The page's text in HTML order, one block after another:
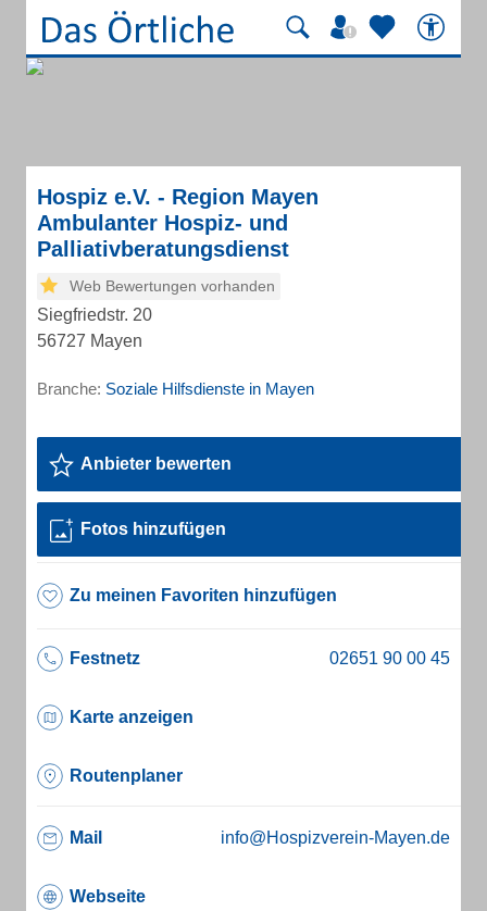
Hospiz e.V. - Region Mayen
Ambulanter Hospiz- und
Palliativberatungsdienst
Web Bewertungen vorhanden
Siegfriedstr. 20
56727 Mayen
Branche: Soziale Hilfsdienste in Mayen
Anbieter bewerten
Fotos hinzufügen
Zu meinen Favoriten hinzufügen
Festnetz
Karte anzeigen
Routenplaner
Mail info@Hospizverein-Mayen.de
Webseite